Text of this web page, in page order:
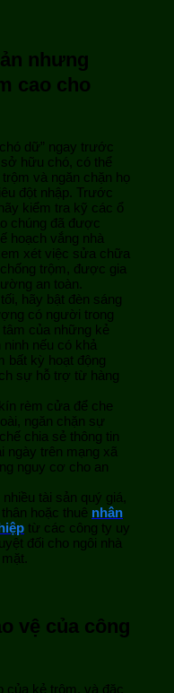
nhưng
cao cho
dữ” ngay trước
hữu chó, có thể
và ngăn chặn họ
đột nhập. Trước
kiểm tra kỹ các ổ
chúng đã được
hoạch vắng nhà
xét việc sửa chữa
trộm, được gia
an toàn.
hãy bật đèn sáng
có người trong
của những kẻ
nếu có khả
bất kỳ hoạt động
sự hỗ trợ từ hàng
rèm cửa để che
ngăn chặn sự
chia sẻ thông tin
ngày trên mạng xã
nguy cơ cho an
tài sản quý giá,
hoặc thuê nhân
từ các công ty uy
đối cho ngôi nhà
vệ của công
của kẻ trộm, và đặc